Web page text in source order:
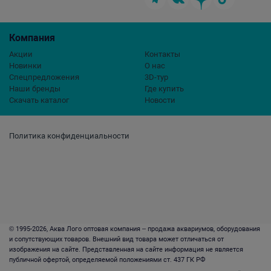
Политика конфиденциальности
Компания
Акции
Новинки
Спецпредложения
Наши бренды
Скачать каталог
Контакты
О нас
3D-тур
Где купить
Новости
© 1995-2026, Аква Лого оптовая компания – продажа аквариумов, оборудования
и сопутствующих товаров. Внешний вид товара может отличаться от
изображения на сайте. Представленная на сайте информация не является
публичной офертой, определяемой положениями ст. 437 ГК РФ